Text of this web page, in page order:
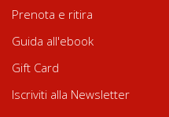
Prenota e ritira
Guida all'ebook
Gift Card
Iscriviti alla Newsletter